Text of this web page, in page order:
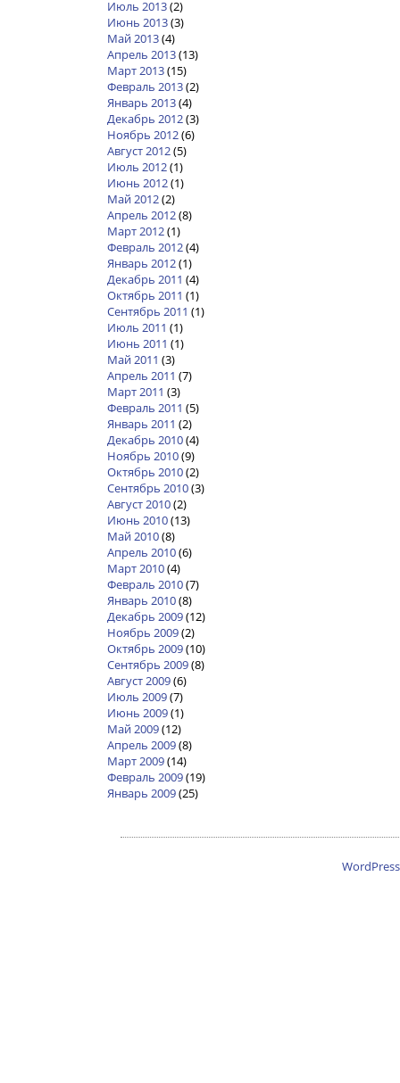
Июль 2013(2)
Июнь 2013(3)
Май 2013(4)
Апрель 2013(13)
Март 2013(15)
Февраль 2013(2)
Январь 2013(4)
Декабрь 2012(3)
Ноябрь 2012(6)
Август 2012(5)
Июль 2012(1)
Июнь 2012(1)
Май 2012(2)
Апрель 2012(8)
Март 2012(1)
Февраль 2012(4)
Январь 2012(1)
Декабрь 2011 (4)
Октябрь 2011 (1)
Сентябрь 2011 (1)
Июль 2011 (1)
Июнь 2011 (1)
Май 2011 (3)
Апрель 2011 (7)
Март 2011 (3)
Февраль 2011 (5)
Январь 2011 (2)
Декабрь 2010(4)
Ноябрь 2010(9)
Октябрь 2010(2)
Сентябрь 2010(3)
Август 2010(2)
Июнь 2010(13)
Май 2010(8)
Апрель 2010(6)
Март 2010(4)
Февраль 2010(7)
Январь 2010(8)
Декабрь 2009(12)
Ноябрь 2009(2)
Октябрь 2009(10)
Сентябрь 2009(8)
Август 2009(6)
Июль 2009(7)
Июнь 2009(1)
Май 2009(12)
Апрель 2009(8)
Март 2009(14)
Февраль 2009(19)
Январь 2009(25)
WordPress